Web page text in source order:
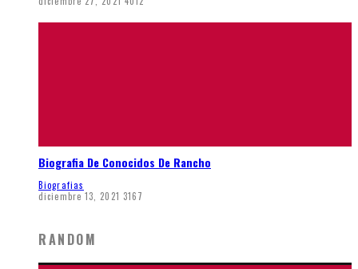
Biografia De Conocidos De Rancho
Biografias
diciembre 13, 2021 3167
RANDOM